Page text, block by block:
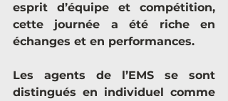
esprit d’équipe et compétition,
cette journée a été riche en
échanges et en performances.
Les agents de l’EMS se sont
distingués en individuel comme